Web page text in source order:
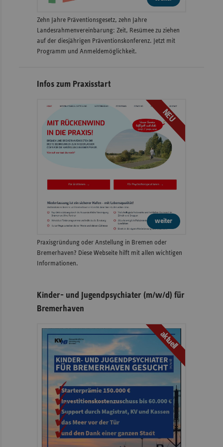
Zehn Jahre Präventionsgesetz, zehn Jahre
Landesrahmenvereinbarung: Zeit, Resümee zu ziehen
auf der diesjährigen Präventionskonferenz. Jetzt mit
Programm und Anmeldemöglichkeit.
Infos zum Praxisstart
NEU
weiter
Praxisgründung oder Anstellung in Bremen oder
Bremerhaven? Diese Webseite hilft mit allen wichtigen
Informationen.
Kinder- und Jugendpsychiater (m/w/d) für
Bremerhaven
aktuell